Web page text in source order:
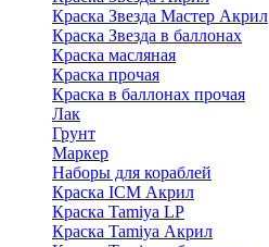
Краска Звезда Мастер Акрил
Краска Звезда в баллонах
Краска масляная
Краска прочая
Краска в баллонах прочая
Лак
Грунт
Маркер
Наборы для кораблей
Краска ICM Акрил
Краска Tamiya LP
Краска Tamiya Акрил